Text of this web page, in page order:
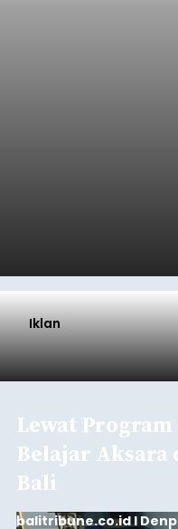
Iklan
Lewat Program
Belajar Aksara
Bali
balitribune.co.id I